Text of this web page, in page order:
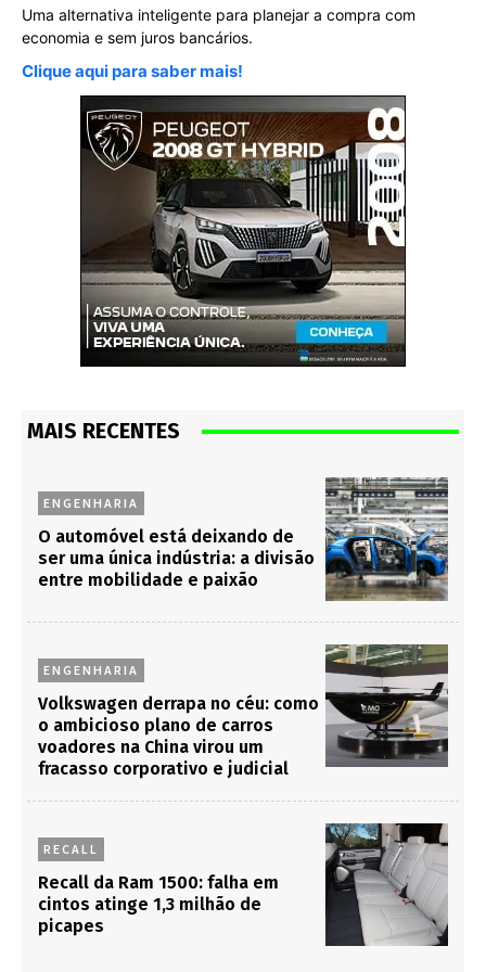
Uma alternativa inteligente para planejar a compra com
economia e sem juros bancários.
Clique aqui para saber mais!
MAIS RECENTES
ENGENHARIA
O automóvel está deixando de
ser uma única indústria: a divisão
entre mobilidade e paixão
ENGENHARIA
Volkswagen derrapa no céu: como
o ambicioso plano de carros
voadores na China virou um
fracasso corporativo e judicial
RECALL
Recall da Ram 1500: falha em
cintos atinge 1,3 milhão de
picapes